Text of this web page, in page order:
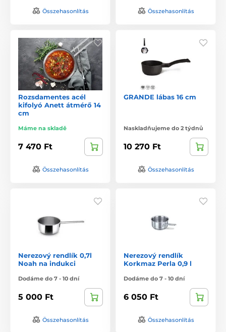
Összehasonlítás Összehasonlítás
Rozsdamentes acél
kifolyó Anett átmérő 14
cm
Máme na skladě
7 470 Ft
Összehasonlítás
GRANDE lábas 16 cm
Naskladňujeme do 2 týdnů
10 270 Ft
Összehasonlítás
Nerezový rendlík 0,7l
Noah na indukci
Dodáme do 7 - 10 dní
5 000 Ft
Összehasonlítás
Nerezový rendlík
Korkmaz Perla 0,9 l
Dodáme do 7 - 10 dní
6 050 Ft
Összehasonlítás